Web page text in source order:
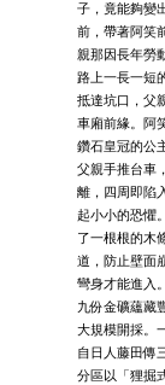
子，竟能夠變
前，帶著阿笑
親那因長年勞
路上一長一短
抵達坑口，父
車廂前緣。阿
鑽石皇冠的公
父親手推台車
離，四周即陷
起小小的恐懼
了一根根的木
道，防止壁面
彎身才能進入。
九份金礦蘊藏
大規模開採。
自日人藤田傳
分區以「狸掘